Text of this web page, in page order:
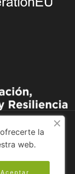
la
web.
Aceptar